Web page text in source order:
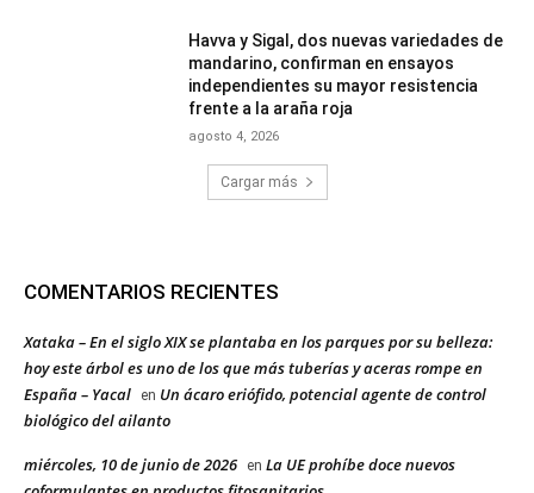
Havva y Sigal, dos nuevas variedades de
mandarino, confirman en ensayos
independientes su mayor resistencia
frente a la araña roja
agosto 4, 2026
Cargar más
COMENTARIOS RECIENTES
Xataka – En el siglo XIX se plantaba en los parques por su belleza:
hoy este árbol es uno de los que más tuberías y aceras rompe en
España – Yacal
en Un ácaro eriófido, potencial agente de control
biológico del ailanto
miércoles, 10 de junio de 2026 en La UE prohíbe doce nuevos